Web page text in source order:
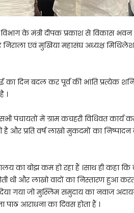
विभाग के मंत्री दीपक प्रकाश से विकास
एवं मुखिया महासंघ अध्यक्ष
का दिन बदल कर पूर्व की भांति प्रत्येक
।
पंचायतों में ग्राम कचहरी विधिवत कार्य
और प्रति वर्ष लाखो मुकदमों का निष्पादन
का बोझ कम हो रहा हैं ।साथ ही कहा कि
थी और लाखो वादों का निस्तारण हुआ
गया जो मुस्लिम समुदाय का नवाज
आराधना का दिवस होता हैं ।